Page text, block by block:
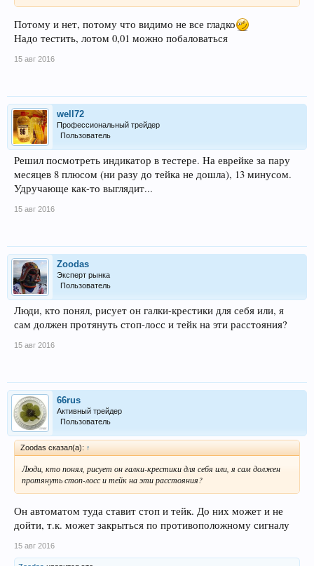
Потому и нет, потому что видимо не все гладко
Надо тестить, лотом 0,01 можно побаловаться
15 авг 2016
well72
Профессиональный трейдер
Пользователь
Решил посмотреть индикатор в тестере. На еврейке за пару
месяцев 8 плюсом (ни разу до тейка не дошла), 13 минусом.
Удручающе как-то выглядит...
15 авг 2016
Zoodas
Эксперт рынка
Пользователь
Люди, кто понял, рисует он галки-крестики для себя или, я
сам должен протянуть стоп-лосс и тейк на эти расстояния?
15 авг 2016
66rus
Активный трейдер
Пользователь
Zoodas сказал(а): ↑
Люди, кто понял, рисует он галки-крестики для себя или, я сам должен
протянуть стоп-лосс и тейк на эти расстояния?
Он автоматом туда ставит стоп и тейк. До них может и не
дойти, т.к. может закрыться по противоположному сигналу
15 авг 2016